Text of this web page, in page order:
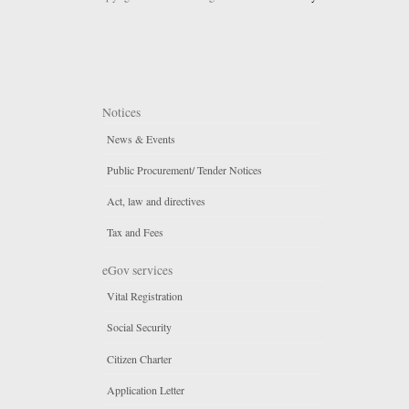
Notices
News & Events
Public Procurement/ Tender Notices
Act, law and directives
Tax and Fees
eGov services
Vital Registration
Social Security
Citizen Charter
Application Letter